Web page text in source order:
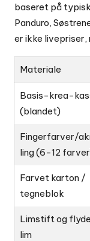
baseret på
Panduro,
er ikke livepriser,
Materiale
Basis-krea-
(blandet)
Fingerfarver/
ling (6-12
Farvet karton /
tegneblok
Limstift og
lim